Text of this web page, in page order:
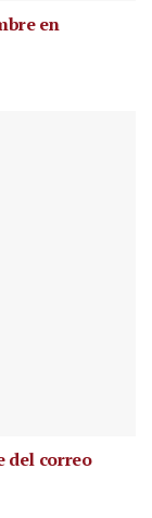
en
del correo